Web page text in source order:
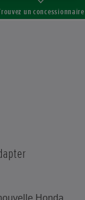
un concessionnaire
Honda